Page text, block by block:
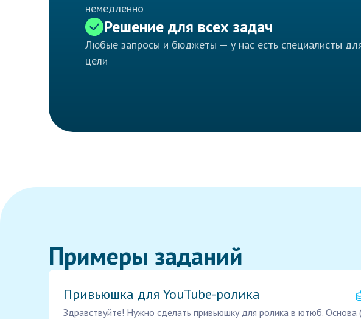
немедленно
Решение для всех задач
Любые запросы и бюджеты — у нас есть специалисты
цели
Примеры заданий
Привьюшка для YouTube-ролика
Здравствуйте! Нужно сделать привьюшку для ролика в ютюб. Основа